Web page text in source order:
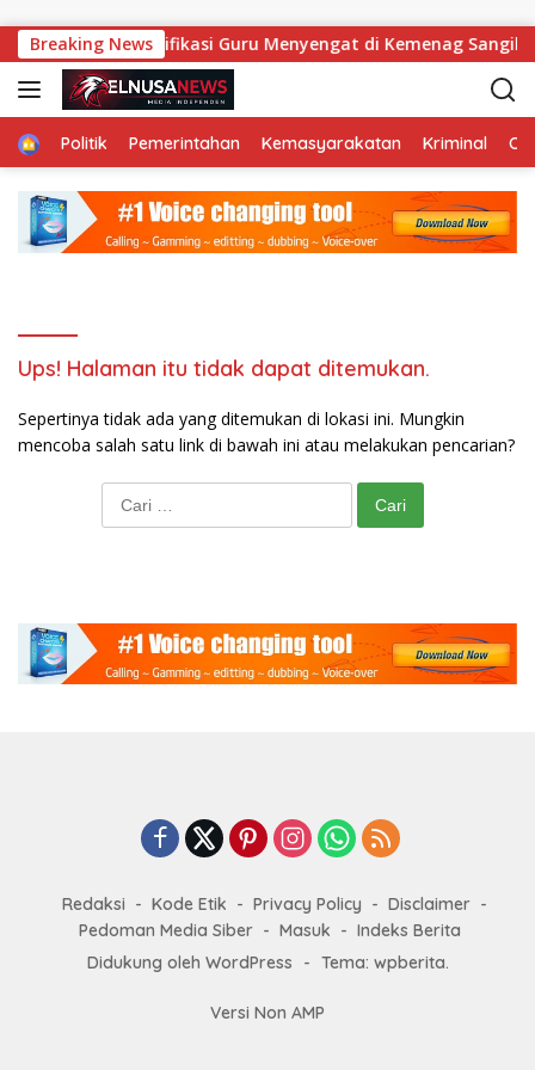
Breaking News
Aroma Pungli Sertifikasi Guru Menyengat di Kemenag
HomePolitik Pemerintahan Kemasyarakatan Kriminal
Ups! Halaman itu tidak dapat ditemukan.
Sepertinya tidak ada yang ditemukan di lokasi ini. Mungkin
mencoba salah satu link di bawah ini atau melakukan pencarian?
Redaksi Kode Etik Privacy Policy
Disclaimer
Pedoman Media Siber
Masuk
Indeks Berita
Didukung oleh WordPress
- Tema: wpberita.
Versi Non AMP